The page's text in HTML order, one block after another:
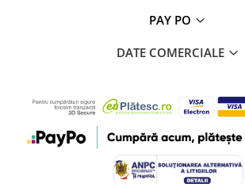
PAY PO
DATE COMERCIALE